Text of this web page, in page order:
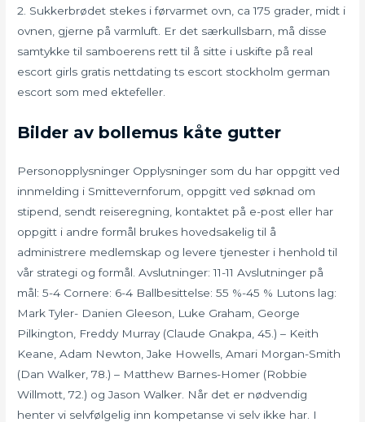
2. Sukkerbrødet stekes i førvarmet ovn, ca 175 grader, midt i
ovnen, gjerne på varmluft. Er det særkullsbarn, må disse
samtykke til samboerens rett til å sitte i uskifte på real
escort girls gratis nettdating ts escort stockholm german
escort som med ektefeller.
Bilder av bollemus kåte gutter
Personopplysninger Opplysninger som du har oppgitt ved
innmelding i Smittevernforum, oppgitt ved søknad om
stipend, sendt reiseregning, kontaktet på e-post eller har
oppgitt i andre formål brukes hovedsakelig til å
administrere medlemskap og levere tjenester i henhold til
vår strategi og formål. Avslutninger: 11-11 Avslutninger på
mål: 5-4 Cornere: 6-4 Ballbesittelse: 55 %-45 % Lutons lag:
Mark Tyler- Danien Gleeson, Luke Graham, George
Pilkington, Freddy Murray (Claude Gnakpa, 45.) – Keith
Keane, Adam Newton, Jake Howells, Amari Morgan-Smith
(Dan Walker, 78.) – Matthew Barnes-Homer (Robbie
Willmott, 72.) og Jason Walker. Når det er nødvendig
henter vi selvfølgelig inn kompetanse vi selv ikke har. I